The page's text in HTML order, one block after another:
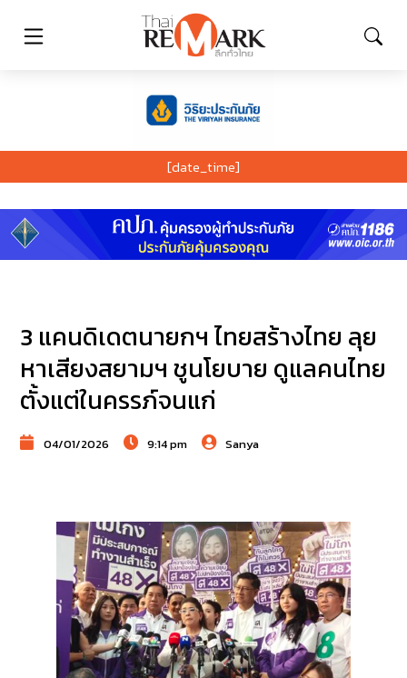
[date_time]
3 แคนดิเดตนายกฯ ไทยสร้างไทย ลุย
หาเสียงสยามฯ ชูนโยบาย ดูแลคนไทย
ตั้งแต่ในครรภ์จนแก่
04/01/2026 9:14 pm Sanya